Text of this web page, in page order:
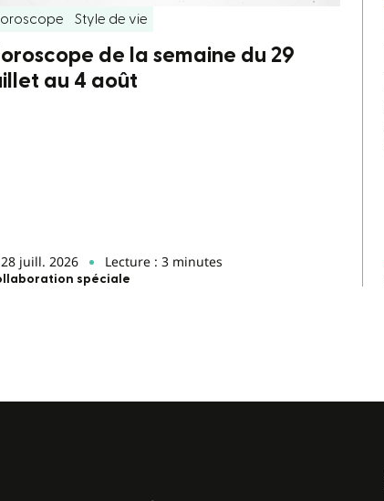
Style de vie
de la semaine du 29
au 4 août
28 juill. 2026 Lecture : 3 minutes
spéciale